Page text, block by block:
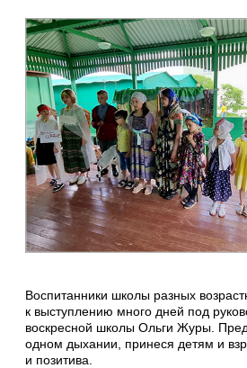
Воспитанники школы разных
к выступлению много дней под
воскресной школы Ольги Журы.
одном дыхании, принеся детям и
и позитива.